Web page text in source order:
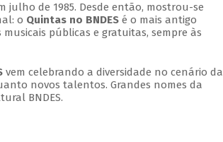
julho de 1985. Desde então, mostrou-se
o Quintas no BNDESé o mais antigo
públicas e gratuitas, sempre às
vem celebrando a diversidade no cenário da
novos talentos. Grandes nomes da
BNDES.